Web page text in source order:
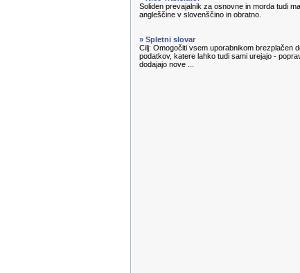
Soliden prevajalnik za osnovne in morda tudi
angleščine v slovenščino in obratno.
» Spletni slovar
Cilj: Omogočiti vsem uporabnikom brezplačen
podatkov, katere lahko tudi sami urejajo -
dodajajo nove ...